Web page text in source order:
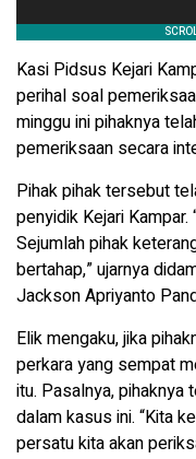
Kasi Pidsus Kejari
perihal soal
minggu ini pihaknya
pemeriksaan secara
Pihak pihak tersebut
penyidik Kejari
Sejumlah pihak
bertahap,” ujarnya
Jackson Apriyanto
Elik mengaku, jika
perkara yang sempat
itu. Pasalnya, pihaknya
dalam kasus ini. “Kita
persatu kita akan